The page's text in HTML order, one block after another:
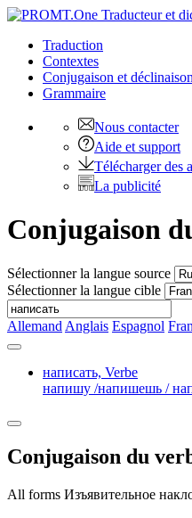
Traduction
Contextes
Conjugaison et déclinaison
Grammaire
Nous contacter
Aide et support
Télécharger des
La publicité
Conjugaison
Sélectionner la langue source
Sélectionner la langue cible
Allemand Anglais Espagnol
написать, Verbe
напишу /напишешь /
Conjugaison du
All forms Изъявительное